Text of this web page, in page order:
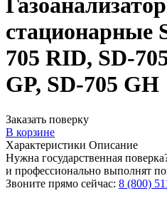
стационарные
705 RID, SD-
GP, SD-705 GH
Заказать поверку
В корзине
Характеристики Описание
Нужна государственная
и профессионально выполнят
Звоните прямо сейчас: 8 (800)